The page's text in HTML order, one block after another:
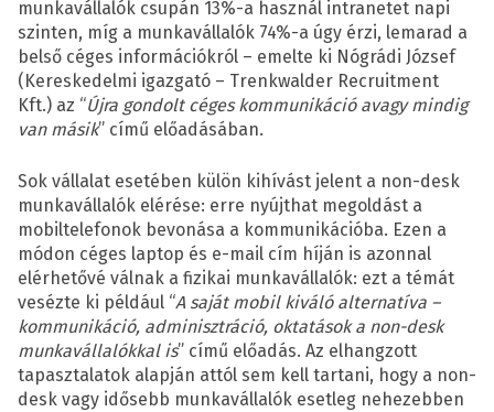
munkavállalók csupán 13%-a használ intranetet napi
szinten, míg a munkavállalók 74%-a úgy érzi, lemarad a
belső céges információkról – emelte ki Nógrádi József
(Kereskedelmi igazgató – Trenkwalder Recruitment
Kft.) az “Újra gondolt céges kommunikáció avagy mindig
van másik” című előadásában.
Sok vállalat esetében külön kihívást jelent a non-desk
munkavállalók elérése: erre nyújthat megoldást a
mobiltelefonok bevonása a kommunikációba. Ezen a
módon céges laptop és e-mail cím híján is azonnal
elérhetővé válnak a fizikai munkavállalók: ezt a témát
vesézte ki például “A saját mobil kiváló alternatíva –
kommunikáció, adminisztráció, oktatások a non-desk
munkavállalókkal is” című előadás. Az elhangzott
tapasztalatok alapján attól sem kell tartani, hogy a non-
desk vagy idősebb munkavállalók esetleg nehezebben